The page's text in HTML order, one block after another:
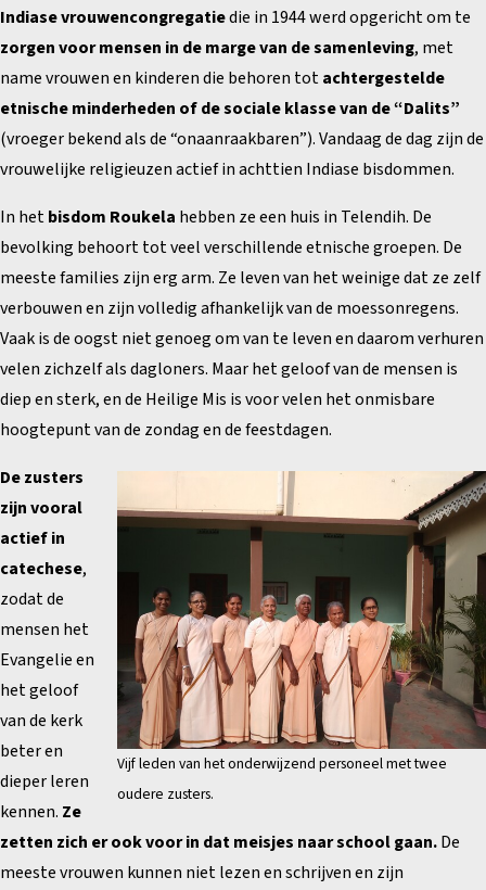
Indiase vrouwencongregatiedie in 1944 werd opgericht om te
zorgen voor mensen in de marge van de samenleving, met
name vrouwen en kinderen die behoren totachtergestelde
etnische minderheden of de sociale klasse van de “Dalits”
(vroeger bekend als de “onaanraakbaren”). Vandaag de dag zijn de
vrouwelijke religieuzen actief in achttien Indiase bisdommen.
In hetbisdom Roukela hebben ze een huis in Telendih. De
bevolking behoort tot veel verschillende etnische groepen. De
meeste families zijn erg arm. Ze leven van het weinige dat ze zelf
verbouwen en zijn volledig afhankelijk van de moessonregens.
Vaak is de oogst niet genoeg om van te leven en daarom verhuren
velen zichzelf als dagloners. Maar het geloof van de mensen is
diep en sterk, en de Heilige Mis is voor velen het onmisbare
hoogtepunt van de zondag en de feestdagen.
Vijf leden van het onderwijzend personeel met twee
oudere zusters.
De zusters
zijn vooral
actief in
catechese,
zodat de
mensen het
Evangelie en
het geloof
van de kerk
beter en
dieper leren
kennen. Ze
zetten zich er ook voor in dat meisjes naar school gaan.De
meeste vrouwen kunnen niet lezen en schrijven en zijn